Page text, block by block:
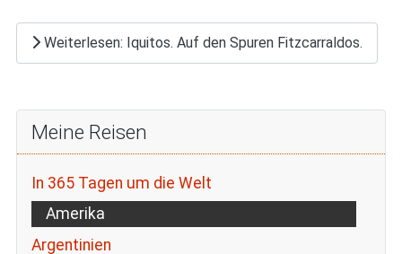
Weiterlesen: Iquitos. Auf den Spuren Fitzcarraldos.
Meine Reisen
In 365 Tagen um die Welt
Amerika
Argentinien